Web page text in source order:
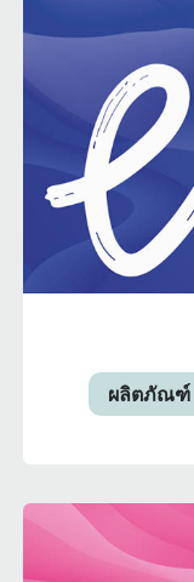
ผลิตภัณฑ์